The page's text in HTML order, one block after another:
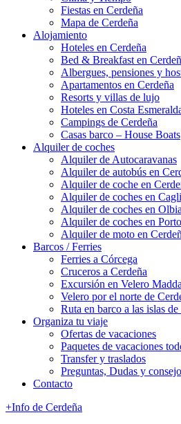
Fiestas en Cerdeña
Mapa de Cerdeña
Alojamiento
Hoteles en Cerdeña
Bed & Breakfast en
Albergues, pensiones y
Apartamentos en Cerdeña
Resorts y villas de lujo
Hoteles en Costa
Campings de Cerdeña
Casas barco – House Boats
Alquiler de coches
Alquiler de Autocaravanas
Alquiler de autobús en
Alquiler de coche en
Alquiler de coches en
Alquiler de coches en Olbia
Alquiler de coches en
Alquiler de moto en
Barcos / Ferries
Ferries a Córcega
Cruceros a Cerdeña
Excursión en Velero
Velero por el norte de
Ruta en barco a las islas
Organiza tu viaje
Ofertas de vacaciones
Paquetes de vacaciones
Transfer y traslados
Preguntas, Dudas y
Contacto
+Info de Cerdeña